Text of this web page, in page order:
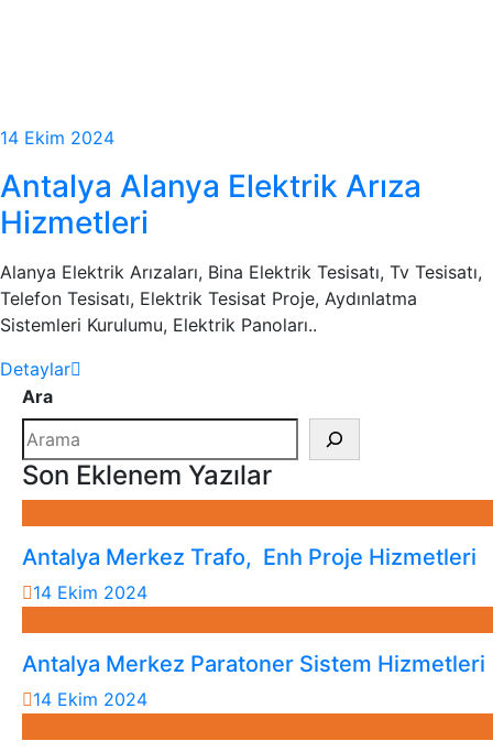
14 Ekim 2024
Antalya Alanya Elektrik Arıza
Hizmetleri
Alanya Elektrik Arızaları, Bina Elektrik Tesisatı, Tv Tesisatı,
Telefon Tesisatı, Elektrik Tesisat Proje, Aydınlatma
Sistemleri Kurulumu, Elektrik Panoları..
Detaylar
Ara
Son Eklenem Yazılar
Antalya Merkez Trafo, Enh Proje Hizmetleri
14 Ekim 2024
Antalya Merkez Paratoner Sistem Hizmetleri
14 Ekim 2024